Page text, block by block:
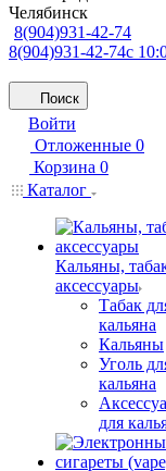
Челябинск
8(904)931-42-74
8(904)931-42-74с
Поиск
Войти
Отложенные 0
Корзина 0
Каталог
Кальяны,
аксессуары
Табак
кальяна
Кальяны
Уголь
кальяна
для